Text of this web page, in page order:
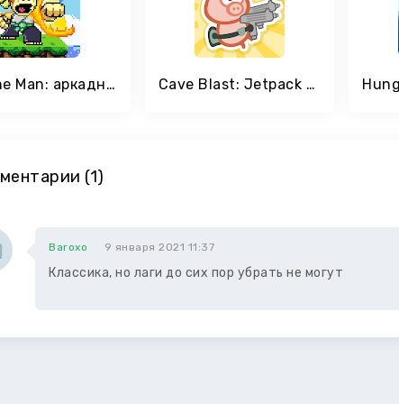
Dan the Man: аркадный платформер Cave Blast: Jetpack Shooting
(1)
Baroxo 9 января 2021 11:37
Классика, но лаги до сих пор убрать не могут